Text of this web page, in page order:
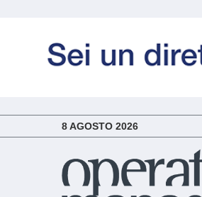
8 AGOSTO 2026